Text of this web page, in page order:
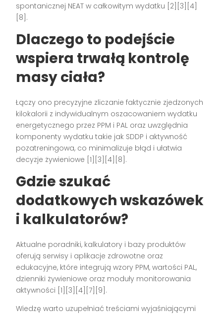
spontanicznej NEAT w całkowitym wydatku [2][3][4]
[8].
Dlaczego to podejście
wspiera trwałą kontrolę
masy ciała?
Łączy ono precyzyjne zliczanie faktycznie zjedzonych
kilokalorii z indywidualnym oszacowaniem wydatku
energetycznego przez PPM i PAL oraz uwzględnia
komponenty wydatku takie jak SDDP i aktywność
pozatreningowa, co minimalizuje błąd i ułatwia
decyzje żywieniowe [1][3][4][8].
Gdzie szukać
dodatkowych wskazówek
i kalkulatorów?
Aktualne poradniki, kalkulatory i bazy produktów
oferują serwisy i aplikacje zdrowotne oraz
edukacyjne, które integrują wzory PPM, wartości PAL,
dzienniki żywieniowe oraz moduły monitorowania
aktywności [1][3][4][7][9].
Wiedzę warto uzupełniać treściami wyjaśniającymi